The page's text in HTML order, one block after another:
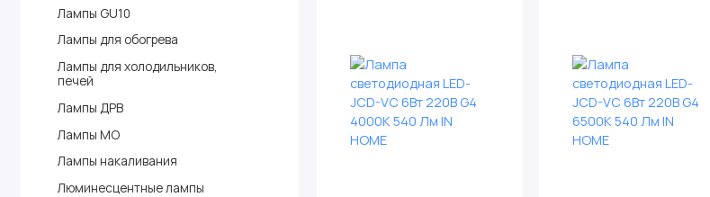
Лампы GU10
Лампы для обогрева
Лампы для холодильников,
печей
Лампы ДРВ
Лампы МО
Лампы накаливания
Люминесцентные лампы